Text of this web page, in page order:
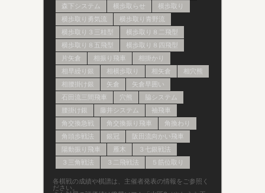
森下システム
横歩取らせ
横歩取り
横歩取り勇気流
横歩取り青野流
横歩取り３三桂型
横歩取り８二飛型
横歩取り８五飛型
横歩取り８四飛型
片矢倉
相振り飛車
相掛かり
相早繰り銀
相横歩取り 相矢倉
相穴熊
相腰掛け銀
矢倉
矢倉早囲い
石田流三間飛車
穴熊
脇システム
腰掛け銀
藤井システム
袖飛車
角交換急戦
角交換振り飛車
角換わり
角頭歩戦法
銀冠
阪田流向かい飛車
陽動振り飛車
雁木
３七銀戦法
３三角戦法
３二飛戦法 ５筋位取り
各棋戦の成績や棋譜は、主催者発表の情報をご参照く
ださい。